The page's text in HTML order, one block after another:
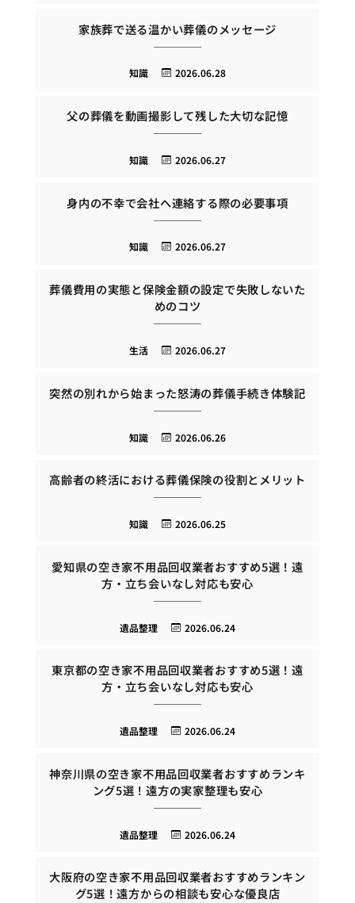
家族葬で送る温かい葬儀のメッセージ
2026.06.28
知識
父の葬儀を動画撮影して残した大切な記憶
2026.06.27
知識
身内の不幸で会社へ連絡する際の必要事項
2026.06.27
知識
葬儀費用の実態と保険金額の設定で失敗しないた
めのコツ
2026.06.27
生活
突然の別れから始まった怒涛の葬儀手続き体験記
2026.06.26
知識
高齢者の終活における葬儀保険の役割とメリット
2026.06.25
知識
愛知県の空き家不用品回収業者おすすめ5選！遠
方・立ち会いなし対応も安心
2026.06.24
遺品整理
東京都の空き家不用品回収業者おすすめ5選！遠
方・立ち会いなし対応も安心
2026.06.24
遺品整理
神奈川県の空き家不用品回収業者おすすめランキ
ング5選！遠方の実家整理も安心
2026.06.24
遺品整理
大阪府の空き家不用品回収業者おすすめランキン
グ5選！遠方からの相談も安心な優良店